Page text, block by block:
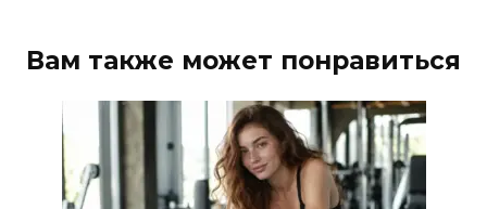
Вам также может понравиться